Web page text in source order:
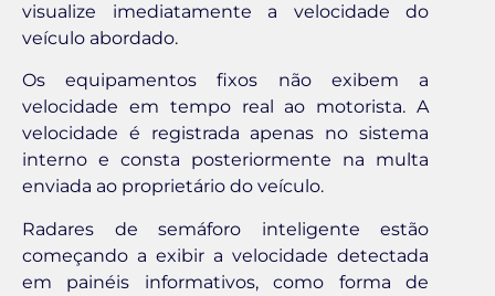
visualize imediatamente a velocidade do
veículo abordado.
Os equipamentos fixos não exibem a
velocidade em tempo real ao motorista. A
velocidade é registrada apenas no sistema
interno e consta posteriormente na multa
enviada ao proprietário do veículo.
Radares de semáforo inteligente estão
começando a exibir a velocidade detectada
em painéis informativos, como forma de